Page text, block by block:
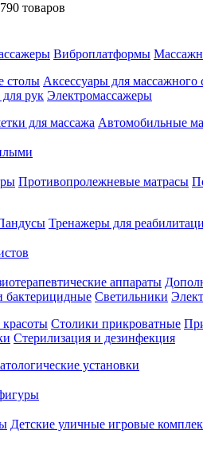
товаров
Виброплатформы
столы Аксессуары для массажного
рук Электромассажеры
для массажа Автомобильные
Противопролежневые матрасы
Тренажеры для
аппараты
бактерицидные Светильники
Столики прикроватные
Стерилизация и дезинфекция
установки
Детские уличные игровые